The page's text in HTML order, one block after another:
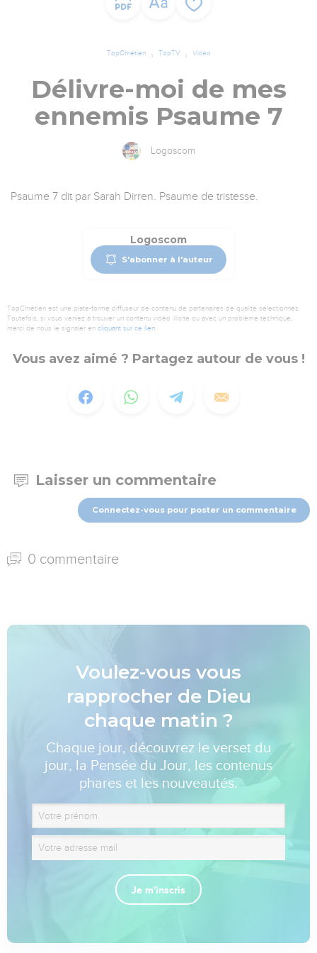
TopChrétien TopTV Vidéo
Délivre-moi de mes
ennemis Psaume 7
Logoscom
Psaume 7 dit par Sarah Dirren. Psaume de tristesse.
Logoscom
S'abonner à l'auteur
TopChrétien est une plate-forme diffuseur de contenu de partenaires de qualité sélectionnés.
Toutefois, si vous veniez à trouver un contenu vidéo illicite ou avec un problème technique,
merci de nous le signaler en cliquant sur ce lien.
Vous avez aimé ? Partagez autour de vous !
Laisser un commentaire
Connectez-vous pour poster un commentaire
0 commentaire
Voulez-vous vous
rapprocher de Dieu
chaque matin ?
Chaque jour, découvrez le verset du
jour, la Pensée du Jour, les contenus
phares et les nouveautés.
Je m'inscris